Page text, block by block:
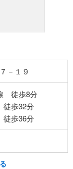
－１９
徒歩8分
歩32分
歩36分